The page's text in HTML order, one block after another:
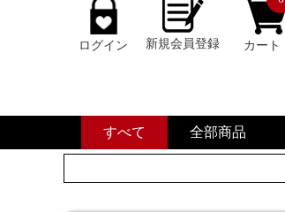
ログイン 新規会員登録 カート
すべて 全部商品